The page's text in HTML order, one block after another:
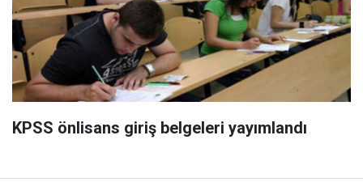
KPSS önlisans giriş belgeleri yayımlandı